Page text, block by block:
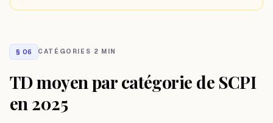
§ 06 CATÉGORIES· 2 MIN
TD moyen par catégorie de SCPI
en 2025